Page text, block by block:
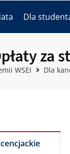
Dla
za
WSEI Dla